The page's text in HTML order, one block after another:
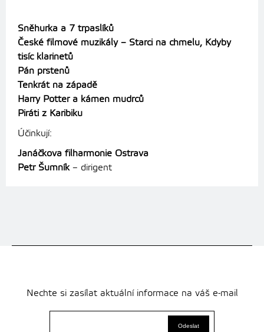
Sněhurka a 7 trpaslíků
České filmové muzikály – Starci na chmelu, Kdyby
tisíc klarinetů
Pán prstenů
Tenkrát na západě
Harry Potter a kámen mudrců
Piráti z Karibiku
Účinkují:
Janáčkova filharmonie Ostrava
Petr Šumník– dirigent
Nechte si zasílat aktuální informace na váš e-mail